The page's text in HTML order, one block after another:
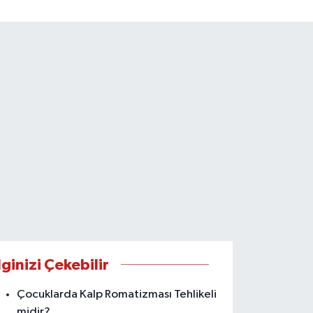
Çekebilir
Çocuklarda Kalp Romatizması Tehlikeli